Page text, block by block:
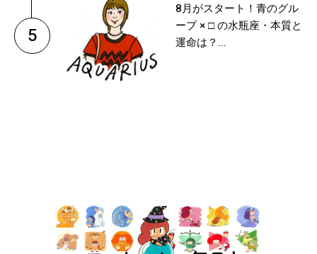
5
8月がスタート！青のグル
ープ × □ の水瓶座・本質と
運命は？...